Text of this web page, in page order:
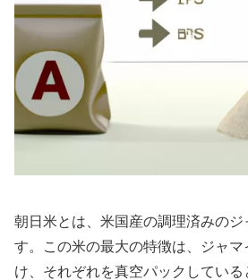
朝日米とは、米国産の調理済みの
す。この米の最大の特徴は、ジャ
け、それぞれを真空パックしている